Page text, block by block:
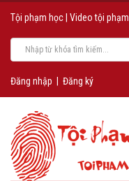
Tội phạm học Video tội phạm
Đăng nhập Đăng ký